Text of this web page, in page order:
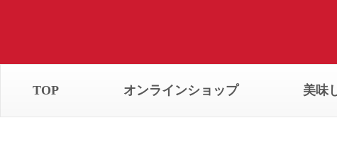
TOP オンラインショップ 美味